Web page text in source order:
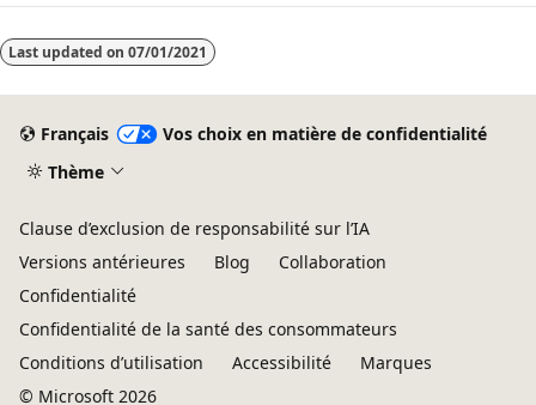
Last updated on 07/01/2021
Français
Vos choix en matière de confidentialité
Thème
Clause d’exclusion de responsabilité sur l’IA
Versions antérieures
Blog
Collaboration
Confidentialité
Confidentialité de la santé des consommateurs
Conditions d’utilisation
Accessibilité
Marques
© Microsoft 2026